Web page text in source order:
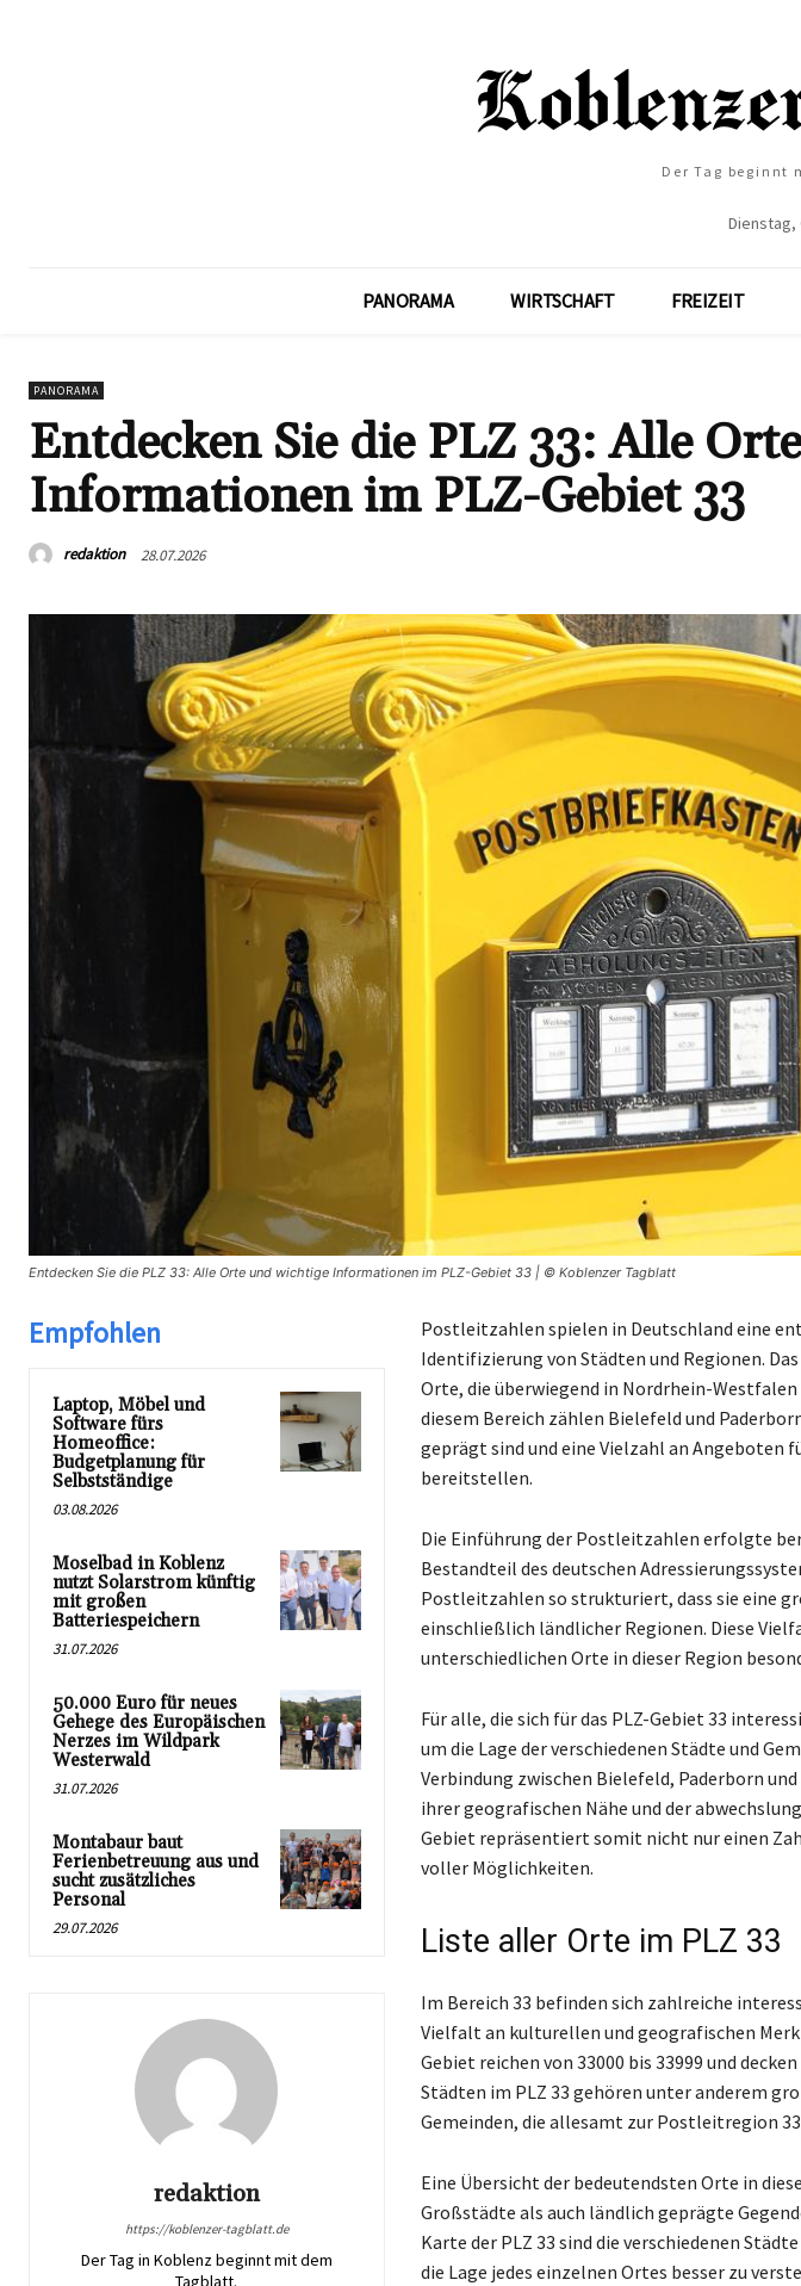
Der Tag beginnt
Dienstag,
PANORAMA WIRTSCHAFT FREIZEIT
PANORAMA
Entdecken Sie die PLZ 33: Alle
Informationen im PLZ-Gebiet 33
redaktion 28.07.2026
Entdecken Sie die PLZ 33: Alle Orte und wichtige Informationen im PLZ-Gebiet 33 | © Koblenzer Tagblatt
Empfohlen
Laptop, Möbel und
Software fürs
Homeoffice:
Budgetplanung für
Selbstständige
03.08.2026
Moselbad in Koblenz
nutzt Solarstrom künftig
mit großen
Batteriespeichern
31.07.2026
50.000 Euro für neues
Gehege des Europäischen
Nerzes im Wildpark
Westerwald
31.07.2026
Montabaur baut
Ferienbetreuung aus und
sucht zusätzliches
Personal
29.07.2026
redaktion
https://koblenzer-tagblatt.de
Der Tag in Koblenz beginnt mit dem
Tagblatt.
Postleitzahlen spielen in Deutschland eine
Identifizierung von Städten und Regionen.
Orte, die überwiegend in Nordrhein-
diesem Bereich zählen Bielefeld und
geprägt sind und eine Vielzahl an Angeboten
bereitstellen.
Die Einführung der Postleitzahlen erfolgte
Bestandteil des deutschen
Postleitzahlen so strukturiert, dass sie eine
einschließlich ländlicher Regionen. Diese
unterschiedlichen Orte in dieser Region
Für alle, die sich für das PLZ-Gebiet 33
um die Lage der verschiedenen Städte und
Verbindung zwischen Bielefeld, Paderborn
ihrer geografischen Nähe und der
Gebiet repräsentiert somit nicht nur einen
voller Möglichkeiten.
Liste aller Orte im PLZ 33
Im Bereich 33 befinden sich zahlreiche
Vielfalt an kulturellen und geografischen
Gebiet reichen von 33000 bis 33999 und
Städten im PLZ 33 gehören unter anderem
Gemeinden, die allesamt zur Postleitregion
Eine Übersicht der bedeutendsten Orte in
Großstädte als auch ländlich geprägte
Karte der PLZ 33 sind die verschiedenen
die Lage jedes einzelnen Ortes besser zu